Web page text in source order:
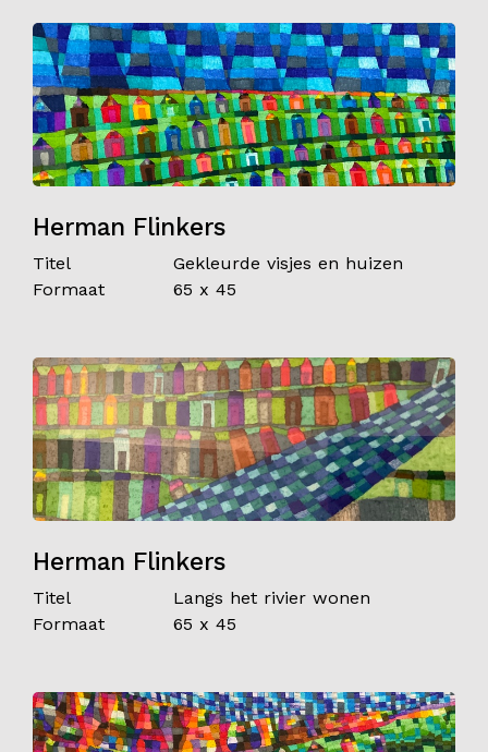
Herman Flinkers
Titel
Gekleurde visjes en huizen
Formaat
65 x 45
Herman Flinkers
Titel
Langs het rivier wonen
Formaat
65 x 45